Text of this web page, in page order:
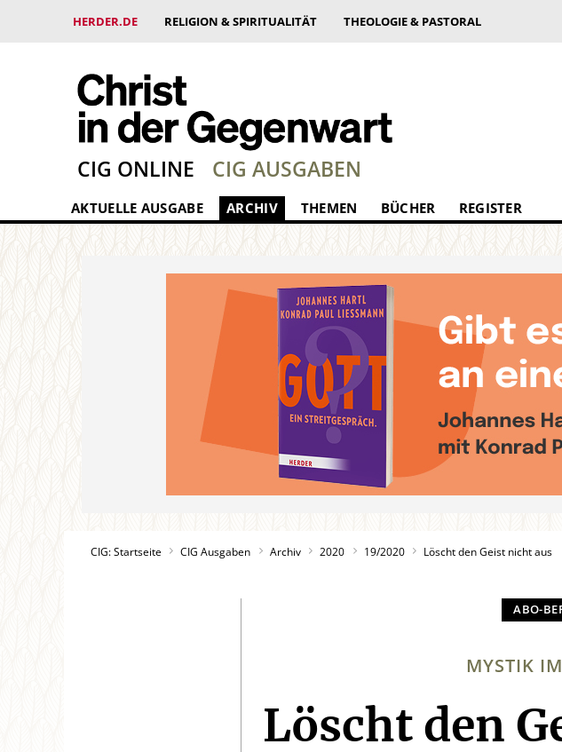
HERDER.DE RELIGION & SPIRITUALITÄT THEOLOGIE & PASTORAL
CIG ONLINE CIG AUSGABEN
AKTUELLE AUSGABE ARCHIV THEMEN BÜCHER REGISTER
CIG: Startseite CIG Ausgaben Archiv 2020 19/2020 Löscht den Geist nicht aus
MYSTIK
Löscht den